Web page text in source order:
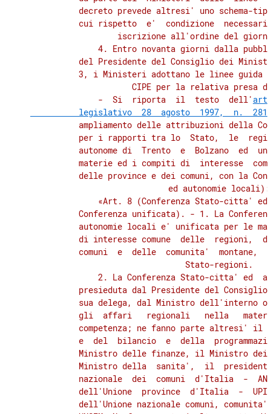
decreto prevede altresi' uno schema-
cui rispetto  e'  condizione
iscrizione all'ordine del
4. Entro novanta giorni dalla
del Presidente del Consiglio dei
3, i Ministeri adottano le linee guida
CIPE per la relativa presa
              -  Si  riporta  il  testo  dell'
          legislativo  28  agosto  1997,  n.  281
ampliamento delle attribuzioni della
per i rapporti tra lo  Stato,  le
autonome di  Trento  e  Bolzano  ed
materie ed i compiti di  interesse
delle province e dei comuni, con la
ed autonomie
«Art. 8 (Conferenza Stato-citta'
Conferenza unificata). - 1. La
autonomie locali e' unificata per le
di interesse comune  delle  regioni,
comuni  e  delle  comunita'  montane,
          Stato-regioni.
2. La Conferenza Stato-citta' ed
presieduta dal Presidente del
sua delega, dal Ministro dell'interno
gli  affari   regionali   nella
competenza; ne fanno parte altresi' il
e  del  bilancio  e  della
Ministro delle finanze, il Ministro
Ministro della  sanita',  il
nazionale  dei  comuni  d'Italia  -
dell'Unione  province  d'Italia  -
dell'Unione nazionale comuni,